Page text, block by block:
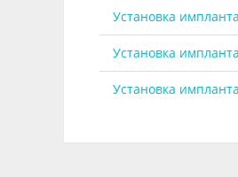
Установка
Установка
Установка